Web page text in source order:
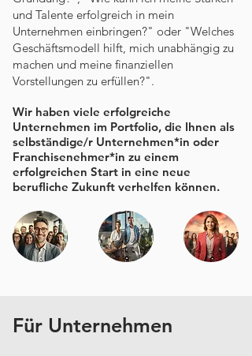
und Talente erfolgreich in mein
Unternehmen einbringen?" oder "Welches
Geschäftsmodell hilft, mich unabhängig zu
machen und meine finanziellen
Vorstellungen zu erfüllen?".
Wir haben viele erfolgreiche
Unternehmen im Portfolio, die Ihnen als
selbständige/r Unternehmen*in oder
Franchisenehmer*in zu einem
erfolgreichen Start in eine neue
berufliche Zukunft verhelfen können.
Für Unternehmen